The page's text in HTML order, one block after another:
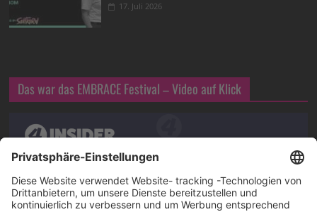
17. Juli 2026
Das war das EMBRACE Festival – Video auf Klick